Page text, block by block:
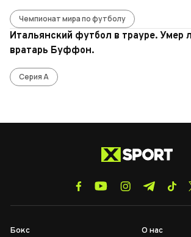
Чемпионат мира по футболу
Итальянский футбол в трауре. Умер
вратарь Буффон.
Серия А
Бокс О нас